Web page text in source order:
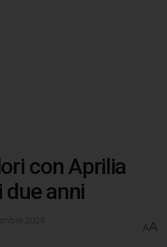
con Aprilia
due anni
AA